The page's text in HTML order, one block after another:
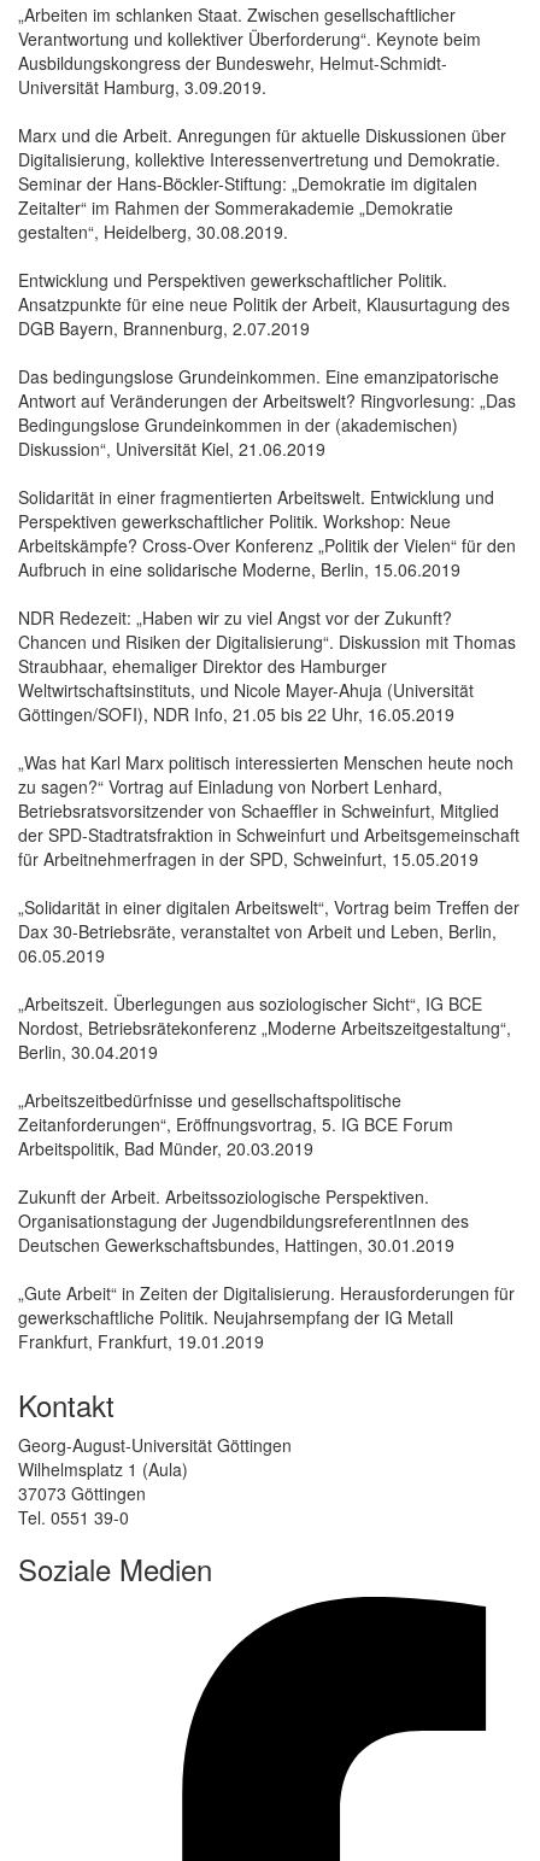
„Arbeiten im schlanken Staat. Zwischen gesellschaftlicher
Verantwortung und kollektiver Überforderung“. Keynote beim
Ausbildungskongress der Bundeswehr, Helmut-Schmidt-
Universität Hamburg, 3.09.2019.
Marx und die Arbeit. Anregungen für aktuelle Diskussionen über
Digitalisierung, kollektive Interessenvertretung und Demokratie.
Seminar der Hans-Böckler-Stiftung: „Demokratie im digitalen
Zeitalter“ im Rahmen der Sommerakademie „Demokratie
gestalten“, Heidelberg, 30.08.2019.
Entwicklung und Perspektiven gewerkschaftlicher Politik.
Ansatzpunkte für eine neue Politik der Arbeit, Klausurtagung des
DGB Bayern, Brannenburg, 2.07.2019
Das bedingungslose Grundeinkommen. Eine emanzipatorische
Antwort auf Veränderungen der Arbeitswelt? Ringvorlesung: „Das
Bedingungslose Grundeinkommen in der (akademischen)
Diskussion“, Universität Kiel, 21.06.2019
Solidarität in einer fragmentierten Arbeitswelt. Entwicklung und
Perspektiven gewerkschaftlicher Politik. Workshop: Neue
Arbeitskämpfe? Cross-Over Konferenz „Politik der Vielen“ für den
Aufbruch in eine solidarische Moderne, Berlin, 15.06.2019
NDR Redezeit: „Haben wir zu viel Angst vor der Zukunft?
Chancen und Risiken der Digitalisierung“. Diskussion mit Thomas
Straubhaar, ehemaliger Direktor des Hamburger
Weltwirtschaftsinstituts, und Nicole Mayer-Ahuja (Universität
Göttingen/SOFI), NDR Info, 21.05 bis 22 Uhr, 16.05.2019
„Was hat Karl Marx politisch interessierten Menschen heute noch
zu sagen?“ Vortrag auf Einladung von Norbert Lenhard,
Betriebsratsvorsitzender von Schaeffler in Schweinfurt, Mitglied
der SPD-Stadtratsfraktion in Schweinfurt und Arbeitsgemeinschaft
für Arbeitnehmerfragen in der SPD, Schweinfurt, 15.05.2019
„Solidarität in einer digitalen Arbeitswelt“, Vortrag beim Treffen der
Dax 30-Betriebsräte, veranstaltet von Arbeit und Leben, Berlin,
06.05.2019
„Arbeitszeit. Überlegungen aus soziologischer Sicht“, IG BCE
Nordost, Betriebsrätekonferenz „Moderne Arbeitszeitgestaltung“,
Berlin, 30.04.2019
„Arbeitszeitbedürfnisse und gesellschaftspolitische
Zeitanforderungen“, Eröffnungsvortrag, 5. IG BCE Forum
Arbeitspolitik, Bad Münder, 20.03.2019
Zukunft der Arbeit. Arbeitssoziologische Perspektiven.
Organisationstagung der JugendbildungsreferentInnen des
Deutschen Gewerkschaftsbundes, Hattingen, 30.01.2019
„Gute Arbeit“ in Zeiten der Digitalisierung. Herausforderungen für
gewerkschaftliche Politik. Neujahrsempfang der IG Metall
Frankfurt, Frankfurt, 19.01.2019
Kontakt
Georg-August-Universität Göttingen
Wilhelmsplatz 1 (Aula)
37073 Göttingen
Tel. 0551 39-0
Soziale Medien